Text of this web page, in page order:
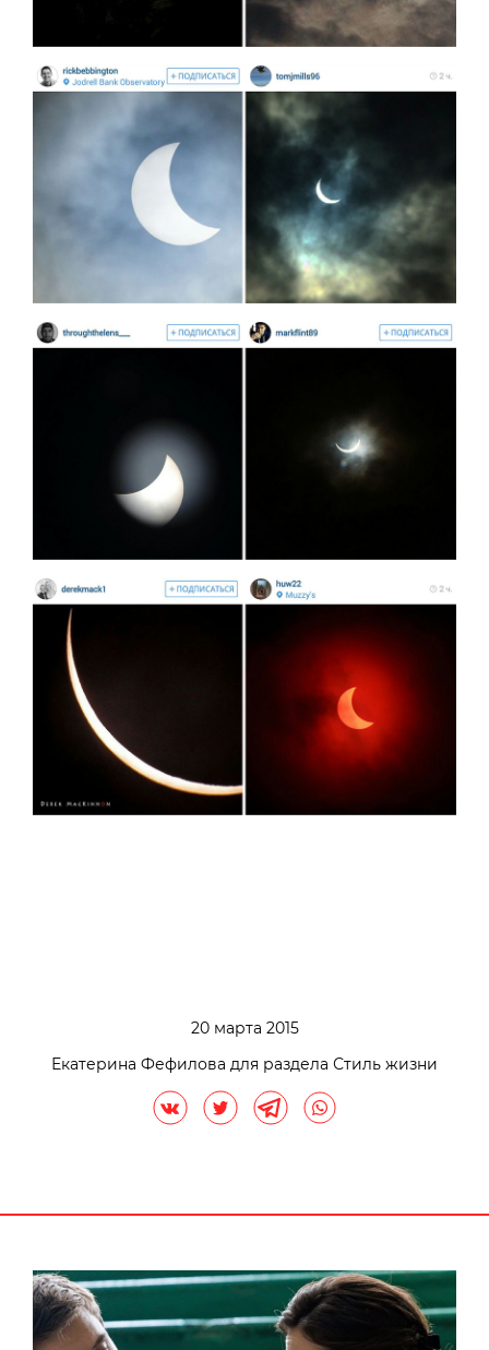
20 марта 2015
Екатерина Фефилова для раздела Стиль жизни